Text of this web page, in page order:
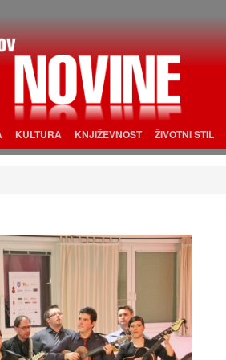
KULTURA KNJIŽEVNOST ŽIVOTNI STIL